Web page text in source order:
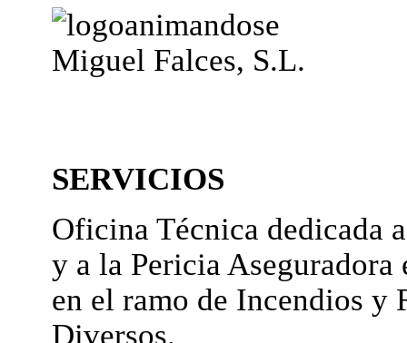
Miguel Falces, S.L.
SERVICIOS
Oficina Técnica dedicada
y a la Pericia Aseguradora
en el ramo de Incendios y
Diversos.